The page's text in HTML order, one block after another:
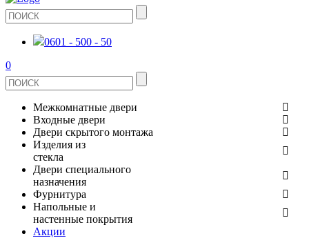
0601 - 500 - 50
0
Межкомнатные двери
ШПОНИРОВАНЫЕ
ЭКОШПОН
ЭМАЛЬ
ИЗ МАССИВА СОСНЫ
Входные двери
МЕТАЛЛИЧЕСКИЕ ДВЕРИ
В КВАРТИРУ
ДЛЯ ДОМА
Двери скрытого монтажа
СТЕКЛЯННЫЕ
ЗЕРКАЛЬНЫЕ
КЕРАМОГРАНИТ
Изделия из
стекла
ДВЕРИ
ДУШЕВЫЕ КАБИНЫ И ПЕРЕГОРОДКИ
Двери специального
назначения
ПРОТИВОПОЖАРНЫЕ
Фурнитура
ДВЕРНЫЕ РУЧКИ
Напольные и
настенные покрытия
Акции